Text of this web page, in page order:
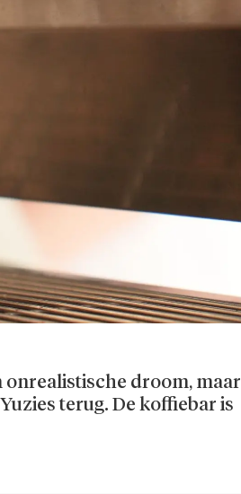
onrealistische droom, maar
terug. De koffiebar is